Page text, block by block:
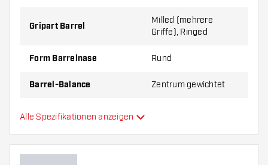
Gripart Barrel
Milled (mehrere
Griffe), Ringed
Form Barrelnase Rund
Barrel-Balance Zentrum gewichtet
Material Barrel
Gripart Barrelnase
Alle Spezifikationen anzeigen